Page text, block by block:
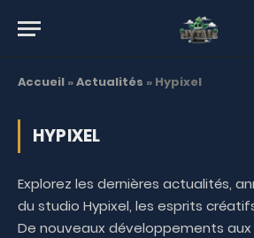
Accueil »Actualités » Hypixel
HYPIXEL
Explorez les dernières actualités,
du studio Hypixel, les esprits
De nouveaux développements aux